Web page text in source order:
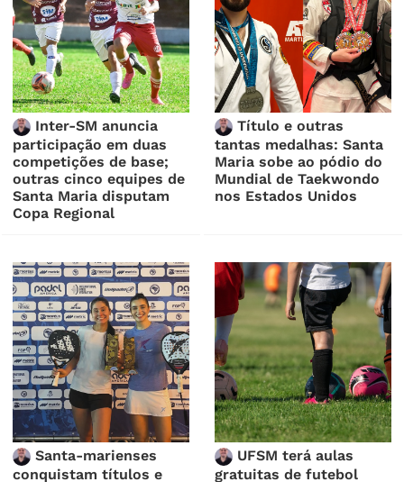
Inter-SM anuncia
participação em duas
competições de base;
outras cinco equipes de
Santa Maria disputam
Copa Regional
Título e outras
tantas medalhas: Santa
Maria sobe ao pódio do
Mundial de Taekwondo
nos Estados Unidos
Santa-marienses
conquistam títulos e
UFSM terá aulas
gratuitas de futebol